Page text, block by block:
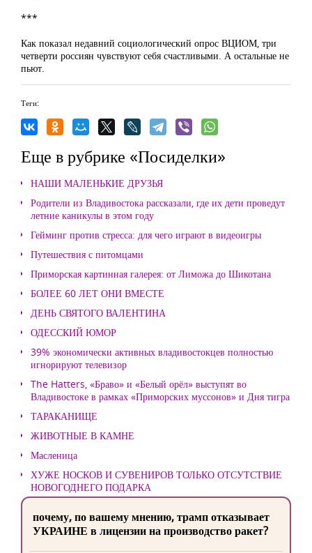
***
Как показал недавний социологический опрос ВЦИОМ, три
четверти россиян чувствуют себя счастливыми. А остальные не
пьют.
Теги:
Еще в рубрике «Посиделки»
НАШИ МАЛЕНЬКИЕ ДРУЗЬЯ
Родители из Владивостока рассказали, где их дети проведут
летние каникулы в этом году
Гейминг против стресса: для чего играют в видеоигры
Путешествия с питомцами
Приморская картинная галерея: от Лиможа до Шикотана
БОЛЕЕ 60 ЛЕТ ОНИ ВМЕСТЕ
ДЕНЬ СВЯТОГО ВАЛЕНТИНА
ОДЕССКИЙ ЮМОР
39% экономически активных владивостокцев полностью
игнорируют телевизор
The Hatters, «Браво» и «Белый орёл» выступят во
Владивостоке в рамках «Приморских муссонов» и Дня тигра
ТАРАКАНИЩЕ
ЖИВОТНЫЕ В КАМНЕ
Масленица
ХУЖЕ НОСКОВ И СУВЕНИРОВ ТОЛЬКО ОТСУТСТВИЕ
НОВОГОДНЕГО ПОДАРКА
почему, по вашему мнению, трамп отказывает
УКРАИНЕ в лицензии на производство ракет?